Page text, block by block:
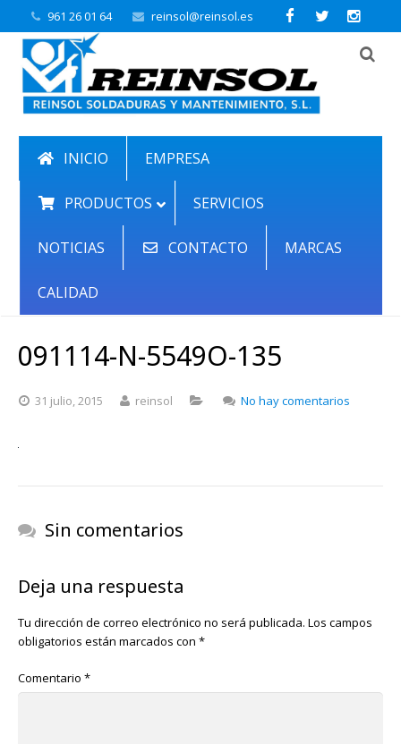
961 26 01 64 reinsol@reinsol.es
INICIO EMPRESA
PRODUCTOS SERVICIOS
NOTICIAS CONTACTO MARCAS
CALIDAD
091114-N-5549O-135
31 julio, 2015 reinsol No hay comentarios
Sin comentarios
Deja una respuesta
Tu dirección de correo electrónico no será publicada. Los campos
obligatorios están marcados con *
Comentario *